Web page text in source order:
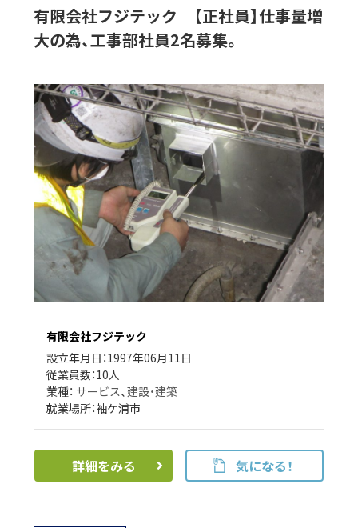
有限会社フジテック 【正社員】仕事量増
大の為、工事部社員2名募集。
有限会社フジテック
設立年月日：1997年06月11日
従業員数：10人
業種： サービス、建設・建築
就業場所：袖ケ浦市
詳細をみる 気になる！